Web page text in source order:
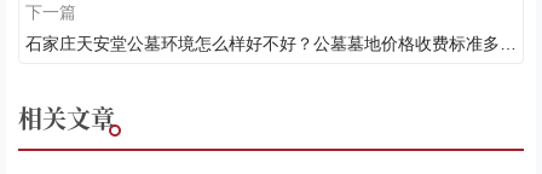
下一篇
相关文章